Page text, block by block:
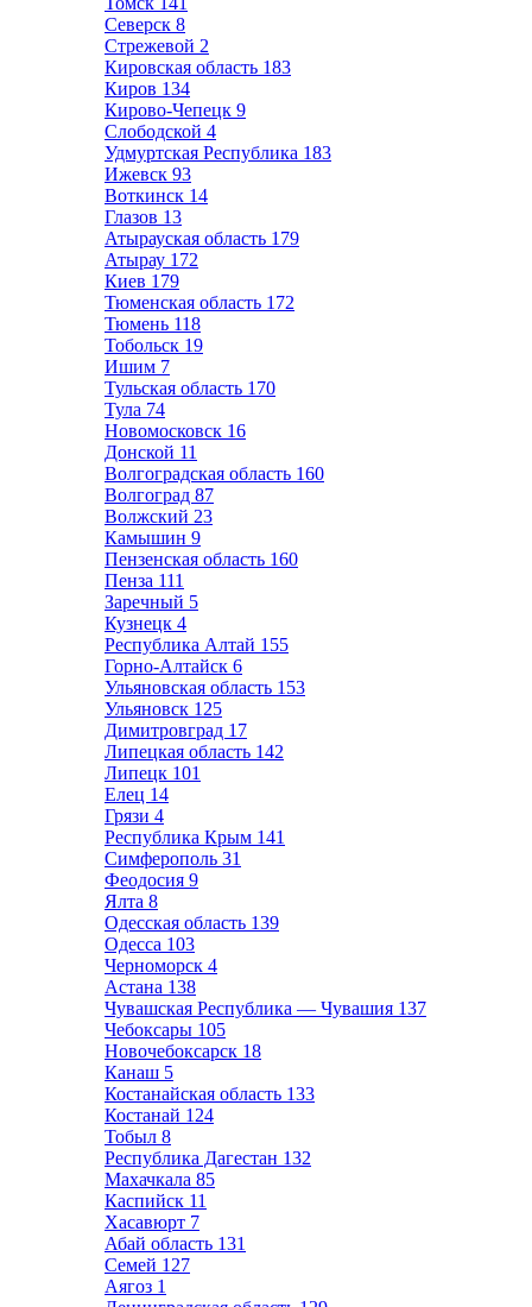
Северск 8
Стрежевой 2
Кировская область 183
Киров 134
Кирово-Чепецк 9
Слободской 4
Удмуртская Республика 183
Ижевск 93
Воткинск 14
Глазов 13
Атырауская область 179
Атырау 172
Киев 179
Тюменская область 172
Тюмень 118
Тобольск 19
Ишим 7
Тульская область 170
Тула 74
Новомосковск 16
Донской 11
Волгоградская область 160
Волгоград 87
Волжский 23
Камышин 9
Пензенская область 160
Пенза 111
Заречный 5
Кузнецк 4
Республика Алтай 155
Горно-Алтайск 6
Ульяновская область 153
Ульяновск 125
Димитровград 17
Липецкая область 142
Липецк 101
Елец 14
Грязи 4
Республика Крым 141
Симферополь 31
Феодосия 9
Ялта 8
Одесская область 139
Одесса 103
Черноморск 4
Астана 138
Чувашская Республика — Чувашия 137
Чебоксары 105
Новочебоксарск 18
Канаш 5
Костанайская область 133
Костанай 124
Тобыл 8
Республика Дагестан 132
Махачкала 85
Каспийск 11
Хасавюрт 7
Абай область 131
Семей 127
Аягоз 1